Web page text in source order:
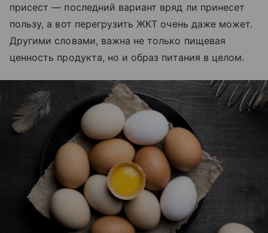
присест — последний вариант вряд ли принесет
пользу, а вот перегрузить ЖКТ очень даже может.
Другими словами, важна не только пищевая
ценность продукта, но и образ питания в целом.